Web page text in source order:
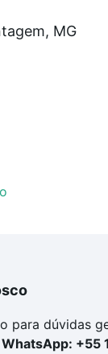
Se ainda
comprar o
MG
para dúvidas
+55